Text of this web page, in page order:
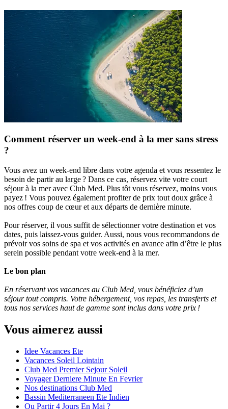
Comment réserver un week-end à la mer sans stress
?
Vous avez un week-end libre dans votre agenda et vous ressentez le
besoin de partir au large ? Dans ce cas, réservez vite votre court
séjour à la mer avec Club Med. Plus tôt vous réservez, moins vous
payez ! Vous pouvez également profiter de prix tout doux grâce à
nos offres coup de cœur et aux départs de dernière minute.
Pour réserver, il vous suffit de sélectionner votre destination et vos
dates, puis laissez-vous guider. Aussi, nous vous recommandons de
prévoir vos soins de spa et vos activités en avance afin d’être le plus
serein possible pendant votre week-end à la mer.
Le bon plan
En réservant vos vacances au Club Med, vous bénéficiez d’un
séjour tout compris. Votre hébergement, vos repas, les transferts et
tous nos services haut de gamme sont inclus dans votre prix !
Vous aimerez aussi
Idee Vacances Ete
Vacances Soleil Lointain
Club Med Premier Sejour Soleil
Voyager Derniere Minute En Fevrier
Nos destinations Club Med
Bassin Mediterraneen Ete Indien
Ou Partir 4 Jours En Mai ?